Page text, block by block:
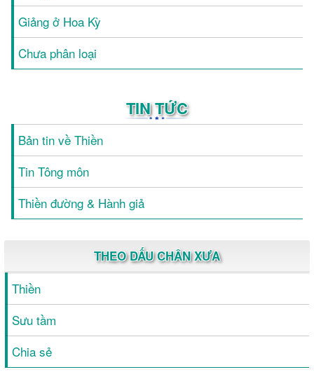
Giảng ở Hoa Kỳ
Chưa phân loại
TIN TỨC
Bản tin về Thiền
Tin Tông môn
Thiền đường & Hành giả
THEO DẤU CHÂN XƯA
Thiền
Sưu tầm
Chia sẻ